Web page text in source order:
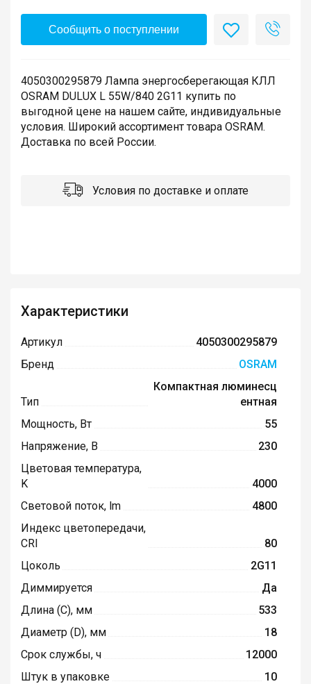
Сообщить о поступлении
4050300295879 Лампа энергосберегающая КЛЛ
OSRAM DULUX L 55W/840 2G11 купить по
выгодной цене на нашем сайте, индивидуальные
условия. Широкий ассортимент товара OSRAM.
Доставка по всей России.
Условия по доставке и оплате
Характеристики
Артикул
4050300295879
Бренд
OSRAM
Тип
Компактная люминесц
ентная
Мощность, Вт
55
Напряжение, В
230
Цветовая температура,
K
4000
Световой поток, lm
4800
Индекс цветопередачи,
CRI
80
Цоколь
2G11
Диммируется
Да
Длина (C), мм
533
Диаметр (D), мм
18
Срок службы, ч
12000
Штук в упаковке
10